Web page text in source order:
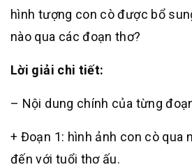
hình tượng con cò được bổ
nào qua các đoạn thơ?
Lời giải chi tiết:
– Nội dung chính của từng
+ Đoạn 1: hình ảnh con cò qua
đến với tuổi thơ ấu.